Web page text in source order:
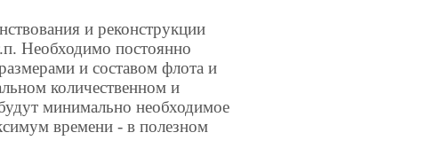
и реконструкции
Необходимо постоянно
и составом флота и
количественном и
минимально необходимое
времени - в полезном